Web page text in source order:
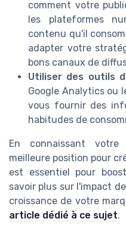
comment votre
les plateformes
contenu qu'il
adapter votre
bons canaux de
Utiliser des outils
Google Analytics ou
vous fournir des
habitudes de
En connaissant
meilleure position pour
est essentiel pour
savoir plus sur l'impact
croissance de votre
article dédié à ce sujet.